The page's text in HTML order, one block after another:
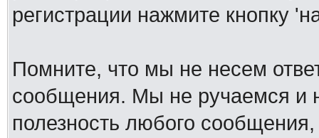
регистрации нажмите кнопку
Помните, что мы не несем
сообщения. Мы не ручаемся и
полезность любого